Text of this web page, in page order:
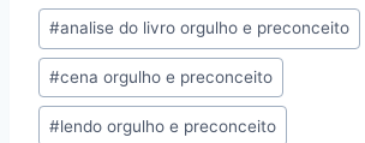
Tags
do
Post:
#analise do livro orgulho e preconceito
#cena orgulho e preconceito
#lendo orgulho e preconceito